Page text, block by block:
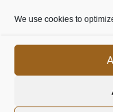
We use cookies to